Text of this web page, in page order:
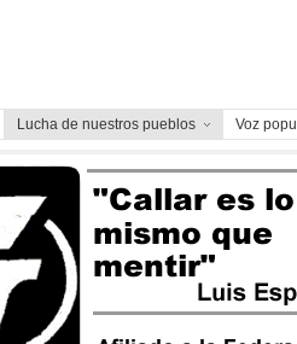
Lucha de nuestros pueblos Voz